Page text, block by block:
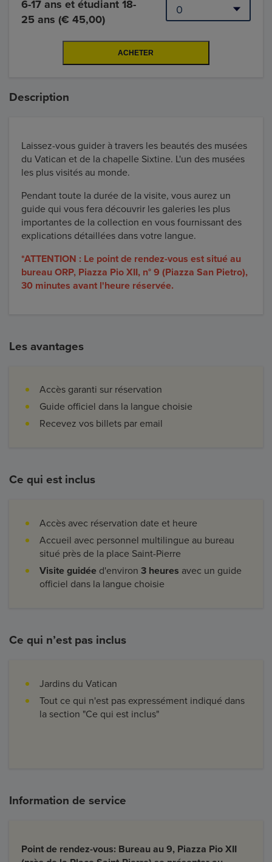
6-17 ans et étudiant 18-
25 ans (€ 45,00)
Description
Laissez-vous guider à travers les beautés des musées
du Vatican et de la chapelle Sixtine. L'un des musées
les plus visités au monde.
Pendant toute la durée de la visite, vous aurez un
guide qui vous fera découvrir les galeries les plus
importantes de la collection en vous fournissant des
explications détaillées dans votre langue.
*ATTENTION : Le point de rendez-vous est situé au
bureau ORP, Piazza Pio XII, n° 9 (Piazza San Pietro),
30 minutes avant l'heure réservée.
Les avantages
Accès garanti sur réservation
Guide officiel dans la langue choisie
Recevez vos billets par email
Ce qui est inclus
Accès avec réservation date et heure
Accueil avec personnel multilingue au bureau
situé près de la place Saint-Pierre
Visite guidée d'environ 3 heures avec un guide
officiel dans la langue choisie
Ce qui n’est pas inclus
Jardins du Vatican
Tout ce qui n'est pas expressément indiqué dans
la section "Ce qui est inclus"
Information de service
Point de rendez-vous: Bureau au 9, Piazza Pio XII